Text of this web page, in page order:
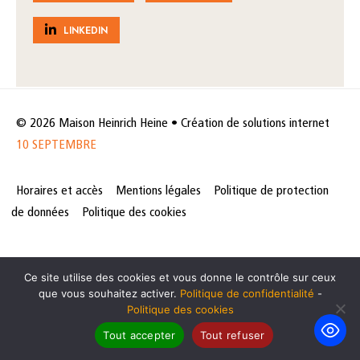
LINKEDIN
© 2026 Maison Heinrich Heine • Création de solutions internet
10 SEPTEMBRE
Horaires et accès Mentions légales
Politique de protection
de données
Politique des cookies
Ce site utilise des cookies et vous donne le contrôle sur ceux
que vous souhaitez activer. Politique de confidentialité -
Politique des cookies
Tout accepter
Tout refuser